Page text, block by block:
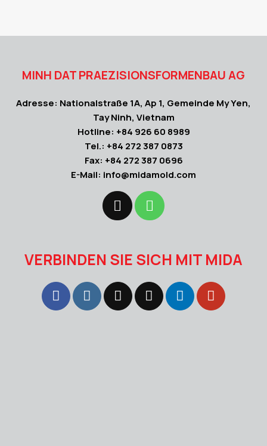
MINH DAT PRAEZISIONSFORMENBAU AG
Adresse: Nationalstraße 1A, Ap 1, Gemeinde My Yen,
Tay Ninh, Vietnam
Hotline: +84 926 60 8989
Tel.: +84 272 387 0873
Fax: +84 272 387 0696
E-Mail: info@midamold.com
VERBINDEN SIE SICH MIT MIDA